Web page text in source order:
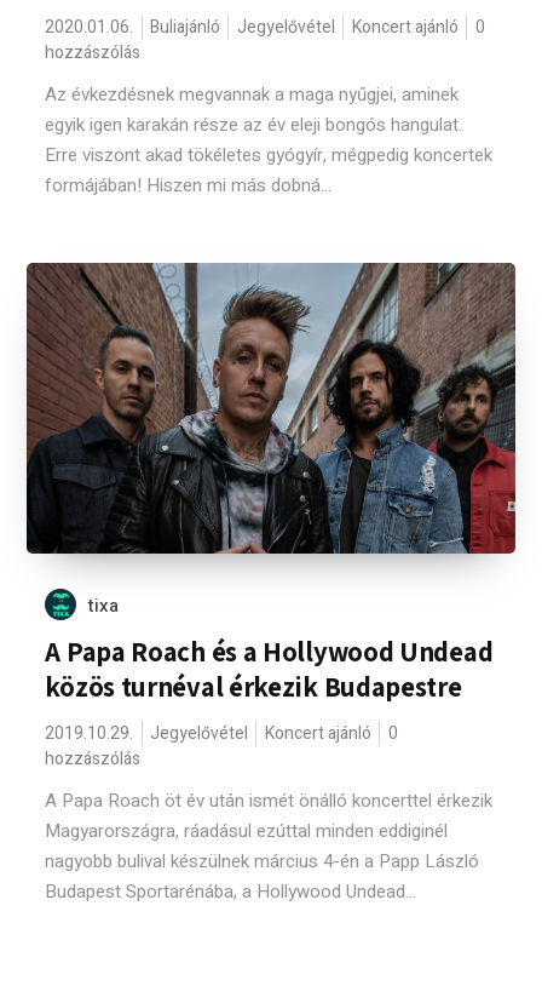
2020.01.06. Buliajánló Jegyelővétel Koncert ajánló
0
hozzászólás
Az évkezdésnek megvannak a maga nyűgjei, aminek
egyik igen karakán része az év eleji bongós hangulat.
Erre viszont akad tökéletes gyógyír, mégpedig koncertek
formájában! Hiszen mi más dobná...
tixa
A Papa Roach és a Hollywood Undead
közös turnéval érkezik Budapestre
2019.10.29. Jegyelővétel Koncert ajánló
0
hozzászólás
A Papa Roach öt év után ismét önálló koncerttel érkezik
Magyarországra, ráadásul ezúttal minden eddiginél
nagyobb bulival készülnek március 4-én a Papp László
Budapest Sportarénába, a Hollywood Undead...